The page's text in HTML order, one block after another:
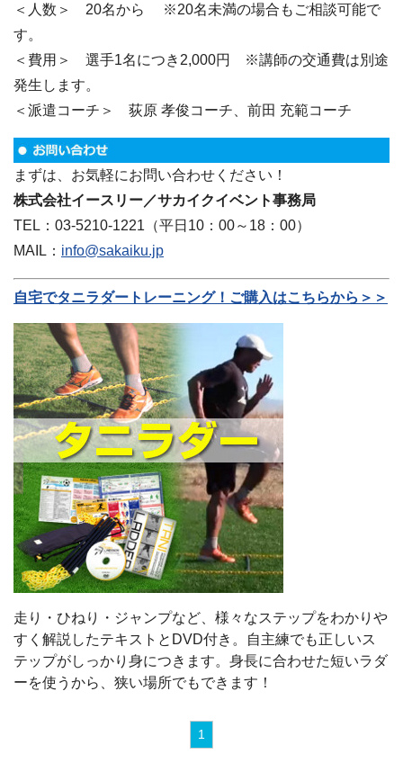
＜人数＞ 20名から ※20名未満の場合もご相談可能で
す。
＜費用＞ 選手1名につき2,000円 ※講師の交通費は別途
発生します。
＜派遣コーチ＞ 荻原 孝俊コーチ、前田 充範コーチ
まずは、お気軽にお問い合わせください！
株式会社イースリー／サカイクイベント事務局
TEL：03-5210-1221（平日10：00～18：00）
MAIL： info@sakaiku.jp
自宅でタニラダートレーニング！ご購入はこちらから＞＞
走り・ひねり・ジャンプなど、様々なステップをわかりや
すく解説したテキストとDVD付き。自主練でも正しいス
テップがしっかり身につきます。身長に合わせた短いラダ
ーを使うから、狭い場所でもできます！
1